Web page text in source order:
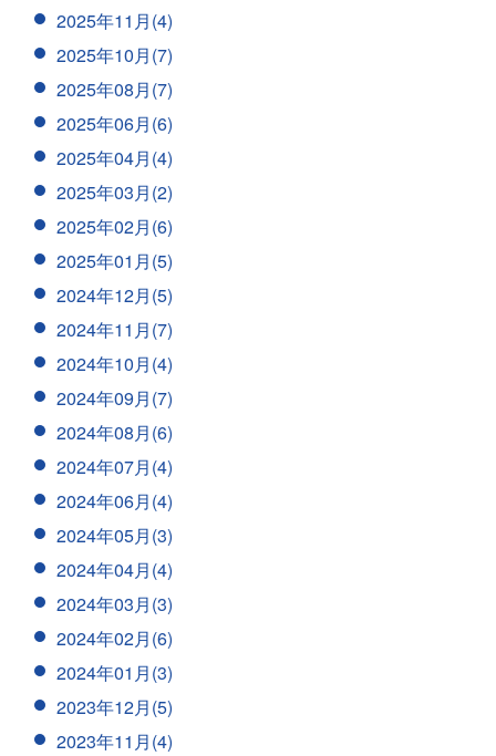
2025年11月(4)
2025年10月(7)
2025年08月(7)
2025年06月(6)
2025年04月(4)
2025年03月(2)
2025年02月(6)
2025年01月(5)
2024年12月(5)
2024年11月(7)
2024年10月(4)
2024年09月(7)
2024年08月(6)
2024年07月(4)
2024年06月(4)
2024年05月(3)
2024年04月(4)
2024年03月(3)
2024年02月(6)
2024年01月(3)
2023年12月(5)
2023年11月(4)